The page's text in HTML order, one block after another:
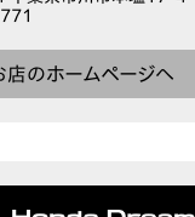
店のホームページへ